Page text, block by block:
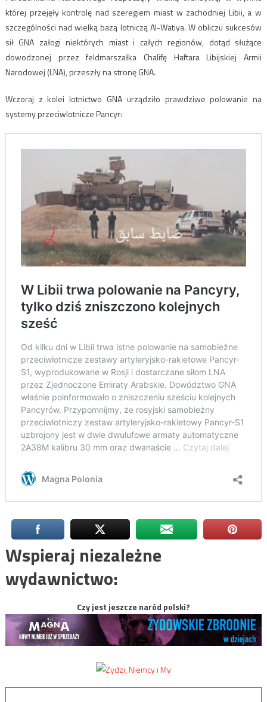
której przejęły kontrolę nad szeregiem miast w zachodniej Libii, a w
szczególności nad wielką bazą lotniczą Al-Watiya. W obliczu sukcesów
sił GNA załogi niektórych miast i całych regionów, dotąd służące
dowodzonej przez feldmarszałka Chalifę Haftara Libijskiej Armii
Narodowej (LNA), przeszły na stronę GNA.
Wczoraj z kolei lotnictwo GNA urządziło prawdziwe polowanie na
systemy przeciwlotnicze Pancyr:
Wspieraj niezależne
wydawnictwo:
Czy jest jeszcze naród polski?